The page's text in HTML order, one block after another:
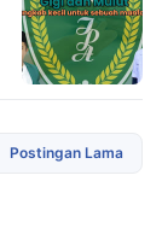
Postingan Lama